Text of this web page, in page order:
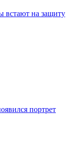
встают на защиту
портрет